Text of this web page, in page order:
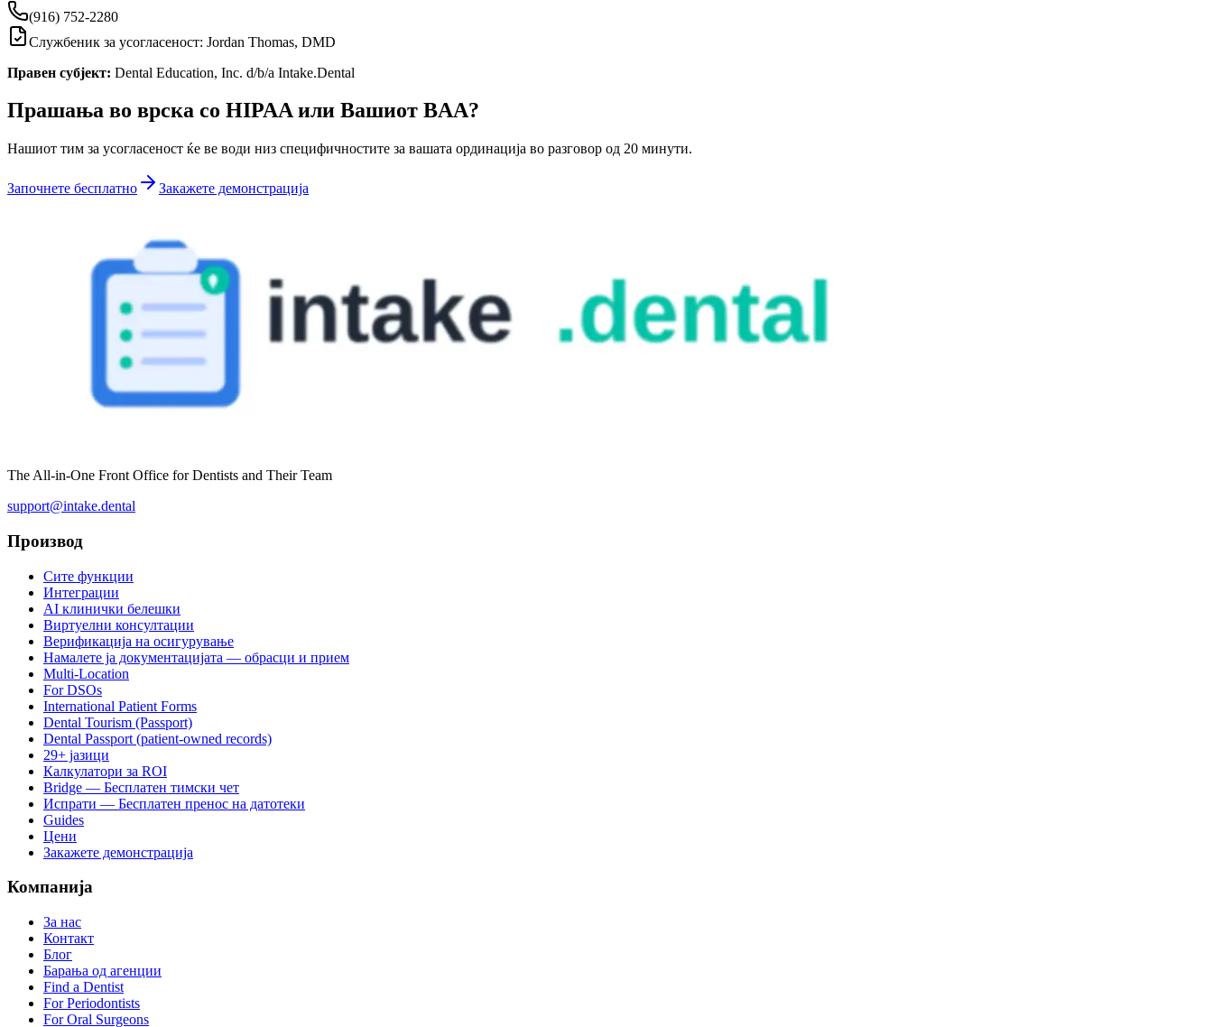
(916) 752-2280
Службеник за усогласеност: Jordan Thomas, DMD
Правен субјект: Dental Education, Inc. d/b/a Intake.Dental
Прашања во врска со HIPAA или Вашиот BAA?
Нашиот тим за усогласеност ќе ве води низ специфичностите за вашата ординација во разговор од 20 минути.
Започнете бесплатно Закажете демонстрација
The All-in-One Front Office for Dentists and Their Team
support@intake.dental
Производ
Сите функции
Интеграции
AI клинички белешки
Виртуелни консултации
Верификација на осигурување
Намалете ја документацијата — обрасци и прием
Multi-Location
For DSOs
International Patient Forms
Dental Tourism (Passport)
Dental Passport (patient-owned records)
29+ јазици
Калкулатори за ROI
Bridge — Бесплатен тимски чет
Испрати — Бесплатен пренос на датотеки
Guides
Цени
Закажете демонстрација
Компанија
За нас
Контакт
Блог
Барања од агенции
Find a Dentist
For Periodontists
For Oral Surgeons